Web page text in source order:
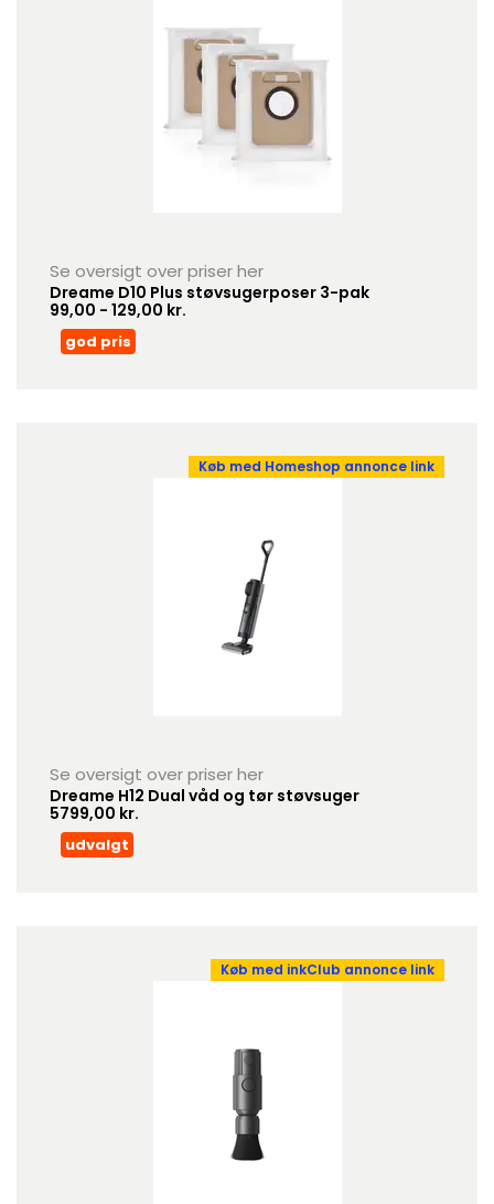
Se oversigt over priser her
Dreame D10 Plus støvsugerposer 3-pak
99,00 - 129,00 kr.
god pris
Køb med Homeshop annonce link
Se oversigt over priser her
Dreame H12 Dual våd og tør støvsuger
5799,00 kr.
udvalgt
Køb med inkClub annonce link